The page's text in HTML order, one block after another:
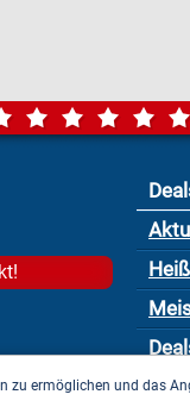
zu ermöglichen und das